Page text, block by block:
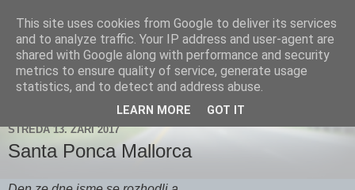
Zdenička
STŘEDA 13. ZÁŘÍ 2017
Santa Ponca Mallorca
This site uses cookies from Google to deliver its services
and to analyze traffic. Your IP address and user-agent are
shared with Google along with performance and security
metrics to ensure quality of service, generate usage
statistics, and to detect and address abuse.
LEARN MORE GOT IT